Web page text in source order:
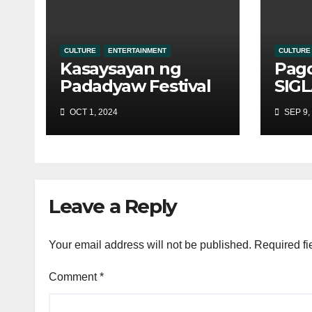
CULTURE ENTERTAINMENT
Kasaysayan ng
Padadyaw Festival
ng Catanduanes
OCT 1, 2024
CULTURE
SEP
Leave a Reply
Your email address will not be published. Required
Comment*